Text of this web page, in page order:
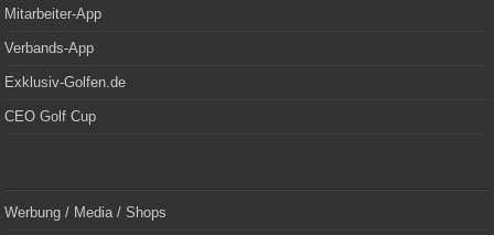
Mitarbeiter-App
Verbands-App
Exklusiv-Golfen.de
CEO Golf Cup
Werbung / Media / Shops